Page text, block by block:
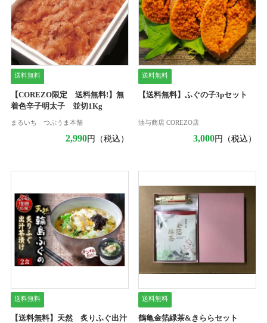
送料無料
【COREZO限定 送料無料!】無
着色辛子明太子 並切1Kg
まるいち つぶうま本舗
2,990円（税込）
送料無料
【送料無料】ふぐの子3pセット
油与商店 COREZO店
3,000円（税込）
送料無料
【送料無料】天然 炙りふぐ出汁
送料無料
鶴亀金箔緑茶&きららセット